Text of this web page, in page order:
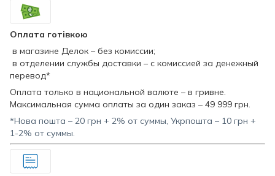
Оплата готівкою
в магазине Делок – без комиссии;
в отделении службы доставки – с комиссией за денежный
перевод*
Оплата только в национальной валюте – в гривне.
Максимальная сумма оплаты за один заказ – 49 999 грн.
*Нова пошта – 20 грн + 2% от суммы, Укрпошта – 10 грн +
1-2% от суммы.